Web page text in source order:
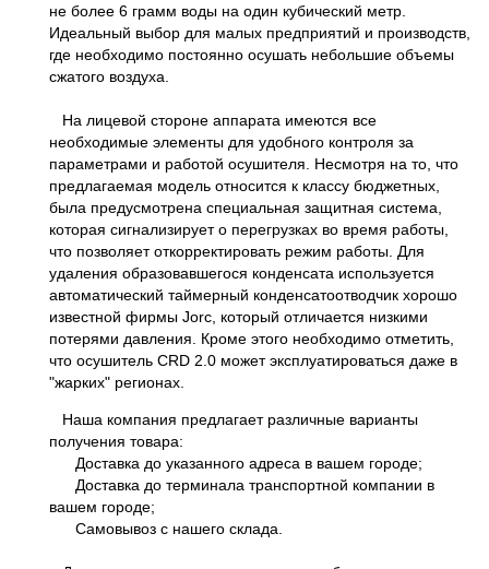
не более 6 грамм воды на один кубический метр.
Идеальный выбор для малых предприятий и производств,
где необходимо постоянно осушать небольшие объемы
сжатого воздуха.
На лицевой стороне аппарата имеются все
необходимые элементы для удобного контроля за
параметрами и работой осушителя. Несмотря на то, что
предлагаемая модель относится к классу бюджетных,
была предусмотрена специальная защитная система,
которая сигнализирует о перегрузках во время работы,
что позволяет откорректировать режим работы. Для
удаления образовавшегося конденсата используется
автоматический таймерный конденсатоотводчик хорошо
известной фирмы Jorc, который отличается низкими
потерями давления. Кроме этого необходимо отметить,
что осушитель CRD 2.0 может эксплуатироваться даже в
"жарких" регионах.
Наша компания предлагает различные варианты
получения товара:
Доставка до указанного адреса в вашем городе;
Доставка до терминала транспортной компании в
вашем городе;
Самовывоз с нашего склада.